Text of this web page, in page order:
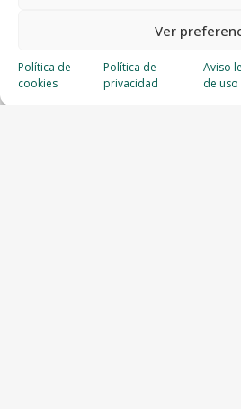
Ver
Política de
cookies
Política de
privacidad
Aviso
de uso